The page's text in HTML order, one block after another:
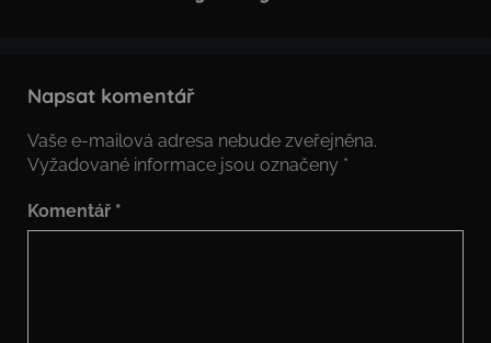
Napsat komentář
Vaše e-mailová adresa nebude zveřejněna.
Vyžadované informace jsou označeny *
Komentář *